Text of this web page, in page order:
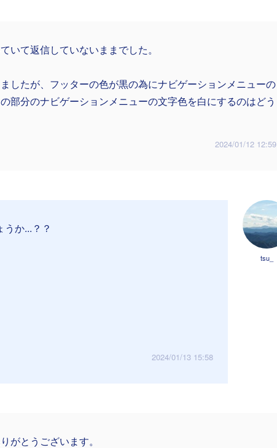
いて返信していないままでした。
したが、フッターの色が黒の為にナビゲーションメニューの
部分のナビゲーションメニューの文字色を白にするのはどう
2024/01/12 12:59
tsu_
か...？？
2024/01/13 15:58
がとうございます。